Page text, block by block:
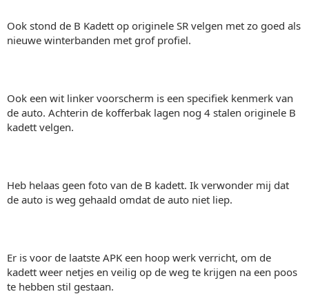
Ook stond de B Kadett op originele SR velgen met zo goed als
nieuwe winterbanden met grof profiel.
Ook een wit linker voorscherm is een specifiek kenmerk van
de auto. Achterin de kofferbak lagen nog 4 stalen originele B
kadett velgen.
Heb helaas geen foto van de B kadett. Ik verwonder mij dat
de auto is weg gehaald omdat de auto niet liep.
Er is voor de laatste APK een hoop werk verricht, om de
kadett weer netjes en veilig op de weg te krijgen na een poos
te hebben stil gestaan.